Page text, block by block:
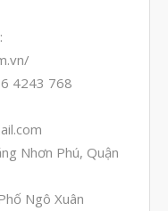
Bảy 2025
Sáu 2025
Tư 2025
Ba 2025
Một 2025
4243 768
Nhơn Phú, Quận
Ngô Xuân